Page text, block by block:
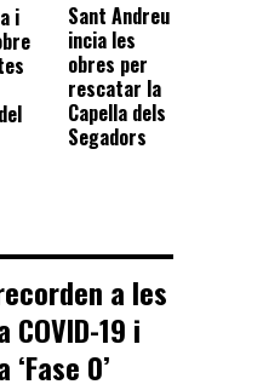
i
Sant Andreu
incia les
obres per
rescatar la
Capella dels
Segadors
a les
19 i
0’